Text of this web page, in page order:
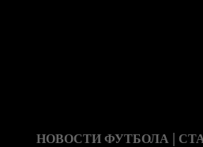
НОВОСТИ ФУТБОЛА |